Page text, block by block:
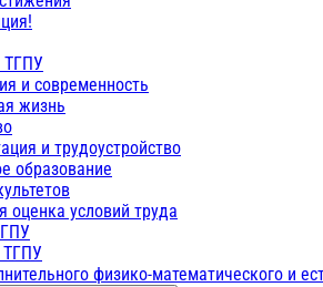
ТГПУ
и современность
жизнь
и трудоустройство
образование
оценка условий труда
ТГПУ
физико-математического и